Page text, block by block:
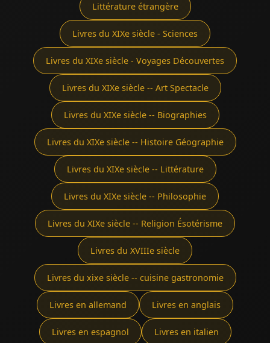
Littérature étrangère
Livres du XIXe siècle - Sciences
Livres du XIXe siècle - Voyages Découvertes
Livres du XIXe siècle -- Art Spectacle
Livres du XIXe siècle -- Biographies
Livres du XIXe siècle -- Histoire Géographie
Livres du XIXe siècle -- Littérature
Livres du XIXe siècle -- Philosophie
Livres du XIXe siècle -- Religion Ésotérisme
Livres du XVIIIe siècle
Livres du xixe siècle -- cuisine gastronomie
Livres en allemand Livres en anglais
Livres en espagnol Livres en italien